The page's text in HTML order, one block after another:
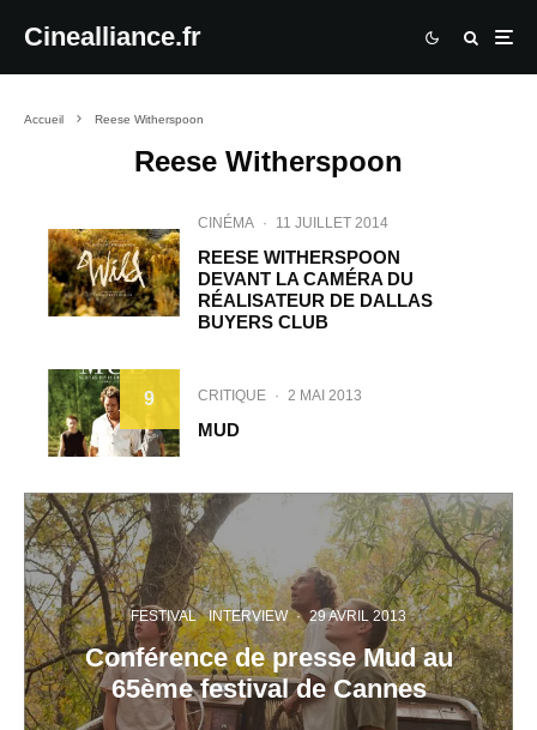
Cinealliance.fr
Accueil Reese Witherspoon
Reese Witherspoon
CINÉMA · 11 JUILLET 2014
REESE WITHERSPOON
DEVANT LA CAMÉRA DU
RÉALISATEUR DE DALLAS
BUYERS CLUB
9 CRITIQUE · 2 MAI 2013
MUD
FESTIVAL INTERVIEW · 29 AVRIL 2013
Conférence de presse Mud au
65ème festival de Cannes